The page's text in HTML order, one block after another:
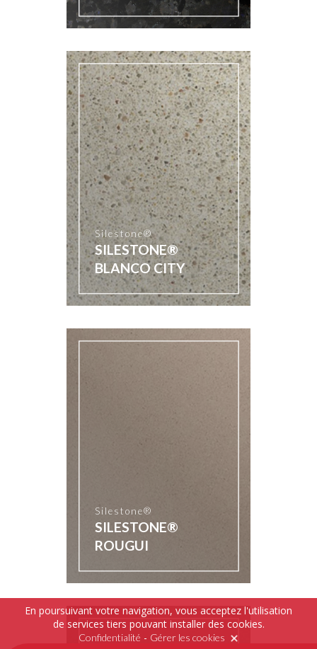
Silestone®
SILESTONE®
BLANCO CITY
Silestone®
SILESTONE®
ROUGUI
En poursuivant votre navigation, vous acceptez l'utilisation
de services tiers pouvant installer des cookies.
Confidentialité - Gérer les cookies